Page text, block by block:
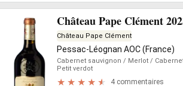
Château Pape Clément
Château Pape Clément
Pessac-Léognan AOC (France)
Cabernet sauvignon / Merlot /
Petit verdot
4 commentaires